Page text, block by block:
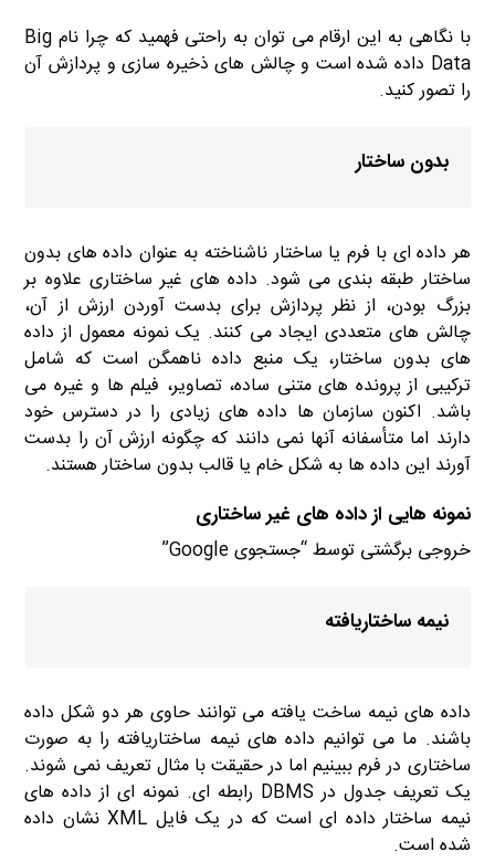
با نگاهی به این ارقام می توان به راحتی فهمید که چرا نام Big
Data داده شده است و چالش های ذخیره سازی و پردازش آن
را تصور کنید.
بدون ساختار
هر داده ای با فرم یا ساختار ناشناخته به عنوان داده های بدون
ساختار طبقه بندی می شود. داده های غیر ساختاری علاوه بر
بزرگ بودن، از نظر پردازش برای بدست آوردن ارزش از آن،
چالش های متعددی ایجاد می کنند. یک نمونه معمول از داده
های بدون ساختار، یک منبع داده ناهمگن است که شامل
ترکیبی از پرونده های متنی ساده، تصاویر، فیلم ها و غیره می
باشد. اکنون سازمان ها داده های زیادی را در دسترس خود
دارند اما متأسفانه آنها نمی دانند که چگونه ارزش آن را بدست
آورند این داده ها به شکل خام یا قالب بدون ساختار هستند.
نمونه هایی از داده های غیر ساختاری
خروجی برگشتی توسط “جستجوی Google”
نیمه ساختاریافته
داده های نیمه ساخت یافته می توانند حاوی هر دو شکل داده
باشند. ما می توانیم داده های نیمه ساختاریافته را به صورت
ساختاری در فرم ببینیم اما در حقیقت با مثال تعریف نمی شوند.
یک تعریف جدول در DBMS رابطه ای. نمونه ای از داده های
نیمه ساختار داده ای است که در یک فایل XML نشان داده
شده است.